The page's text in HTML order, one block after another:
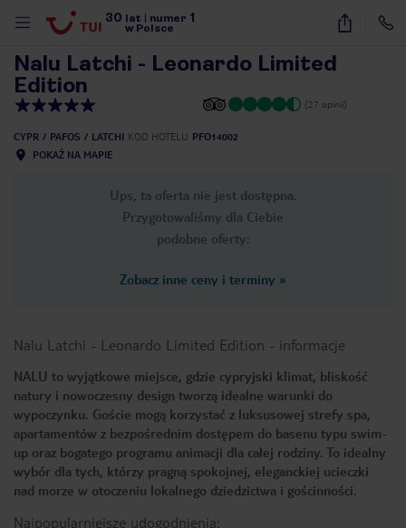
30 lat numer 1
w Polsce
20
Nalu Latchi - Leonardo Limited
Edition
(27 opinii)
CYPR PAFOS LATCHI KOD HOTELU PFO14002
POKAŻ NA MAPIE
Ups, ta oferta nie jest dostępna.
Przygotowaliśmy dla Ciebie
podobne oferty:
Zobacz inne ceny i terminy »
Nalu Latchi - Leonardo Limited Edition - informacje
NALU to wyjątkowe miejsce, gdzie cypryjski klimat, bliskość
natury i nowoczesny design tworzą idealne warunki do
wypoczynku. Goście mogą korzystać z luksusowej strefy spa,
apartamentów z bezpośrednim dostępem do basenu typu swim-
up oraz bogatego programu animacji dla całej rodziny. To idealny
wybór dla tych, którzy pragną spokojnej, eleganckiej ucieczki
nad morze w otoczeniu lokalnego dziedzictwa i gościnności.
Najpopularniejsze udogodnienia: